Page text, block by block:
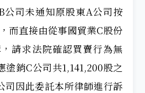
公司未通知原股東A公司按
而直接由從事國貿業C股份
請求法院確認買賣行為無
塗銷C公司共1,141,200股之
司因此委託本所律師進行訴